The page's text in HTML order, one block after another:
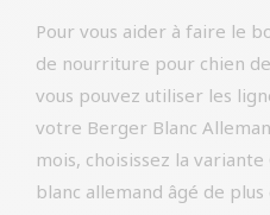
Pour vous aider à faire le
de nourriture pour chien
vous pouvez utiliser les
votre Berger Blanc
mois, choisissez la
blanc allemand âgé de plus